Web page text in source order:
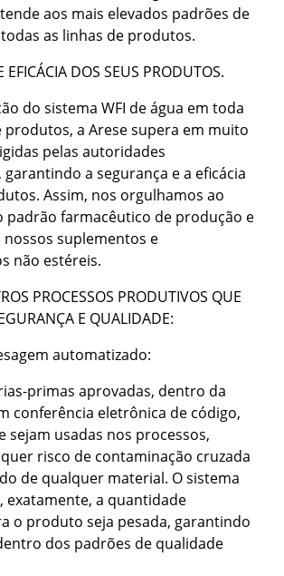
aos mais elevados padrões de
as linhas de produtos.
EFICÁCIA DOS SEUS PRODUTOS.
do sistema WFI de água em toda
produtos, a Arese supera em muito
pelas autoridades
a segurança e a eficácia
Assim, nos orgulhamos ao
padrão farmacêutico de produção e
suplementos e
não estéreis.
PROCESSOS PRODUTIVOS QUE
E QUALIDADE:
automatizado:
primas aprovadas, dentro da
conferência eletrônica de código,
sejam usadas nos processos,
risco de contaminação cruzada
de qualquer material. O sistema
exatamente, a quantidade
o produto seja pesada, garantindo
dos padrões de qualidade